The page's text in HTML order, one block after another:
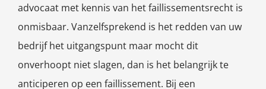
advocaat met kennis van het faillissementsrecht is
onmisbaar. Vanzelfsprekend is het redden van uw
bedrijf het uitgangspunt maar mocht dit
onverhoopt niet slagen, dan is het belangrijk te
anticiperen op een faillissement. Bij een